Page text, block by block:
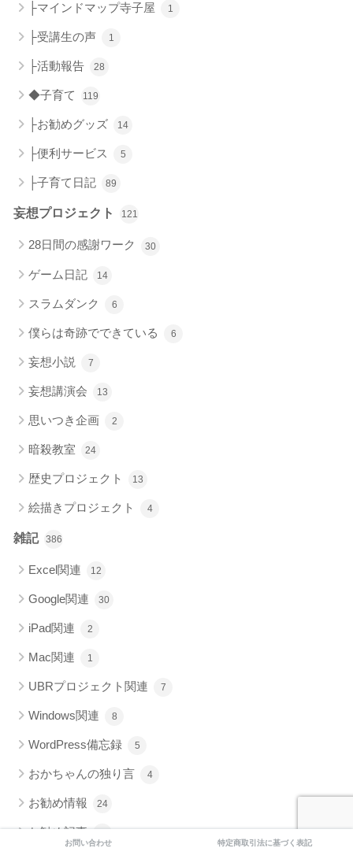
├マインドマップ寺子屋 1
├受講生の声 1
├活動報告 28
◆子育て 119
├お勧めグッズ 14
├便利サービス 5
├子育て日記 89
妄想プロジェクト 121
28日間の感謝ワーク 30
ゲーム日記 14
スラムダンク 6
僕らは奇跡でできている 6
妄想小説 7
妄想講演会 13
思いつき企画 2
暗殺教室 24
歴史プロジェクト 13
絵描きプロジェクト 4
雑記 386
Excel関連 12
Google関連 30
iPad関連 2
Mac関連 1
UBRプロジェクト関連 7
Windows関連 8
WordPress備忘録 5
おかちゃんの独り言 4
お勧め情報 24
お勧め記事
お問い合わせ 特定商取引法に基づく表記